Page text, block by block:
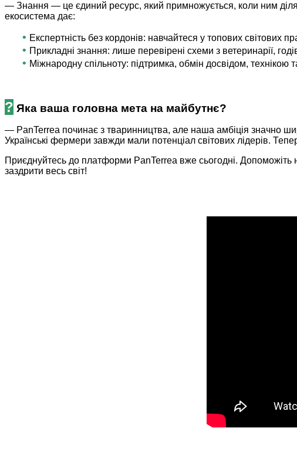
— Знання — це єдиний ресурс, який примножується, коли ним
екосистема дає:
• Експертність без кордонів: навчайтеся у топових світових
• Прикладні знання: лише перевірені схеми з ветеринарії,
• Міжнародну спільноту: підтримка, обмін досвідом,
? Яка ваша головна мета на майбутнє?
— PanTerrea починає з тваринництва, але наша амбіція значно
Українські фермери завжди мали потенціал світових лідерів.
Приєднуйтесь до платформи PanTerrea вже сьогодні. Допоможіть
заздрити весь світ!